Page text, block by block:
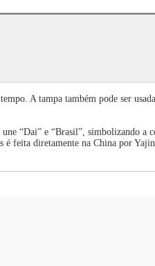
A tampa também pode ser
“Dai” e “Brasil”, simbolizando a
é feita diretamente na China por